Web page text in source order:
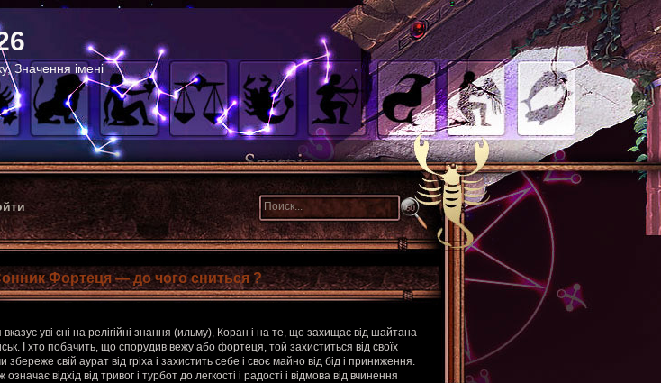
Значення імені
Фортеця — до чого сниться ?
уві сні на релігійні знання (ильму), Коран і на те, що захищає від шайтана
І хто побачить, що спорудив вежу або фортеця, той захиститься від своїх
збереже свій аурат від гріха і захистить себе і своє майно від бід і приниження.
означає відхід від тривог і турбот до легкості і радості і відмова від вчинення